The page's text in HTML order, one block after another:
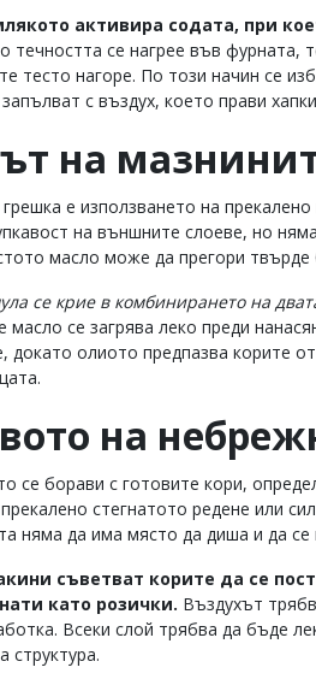
активира содата, при
течността се нагрее във фурната,
тесто нагоре. По този начин се
с въздух, което прави
на
е използването на
на външните слоеве, но
масло може да прегори
се крие в комбинирането на
масло се загрява леко преди
докато олиото предпазва корите
на
се борави с готовите кори,
стегнатото редене или
няма да има място да диша и да се
съветват корите да се
като розички. Въздухът
Всеки слой трябва да бъде
структура.